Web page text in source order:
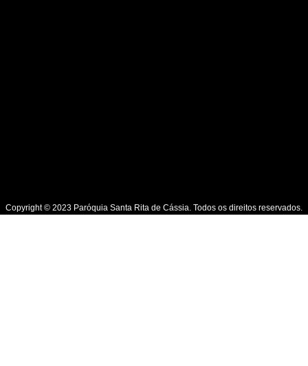
Copyright © 2023 Paróquia Santa Rita de Cássia. Todos os direitos reservados.